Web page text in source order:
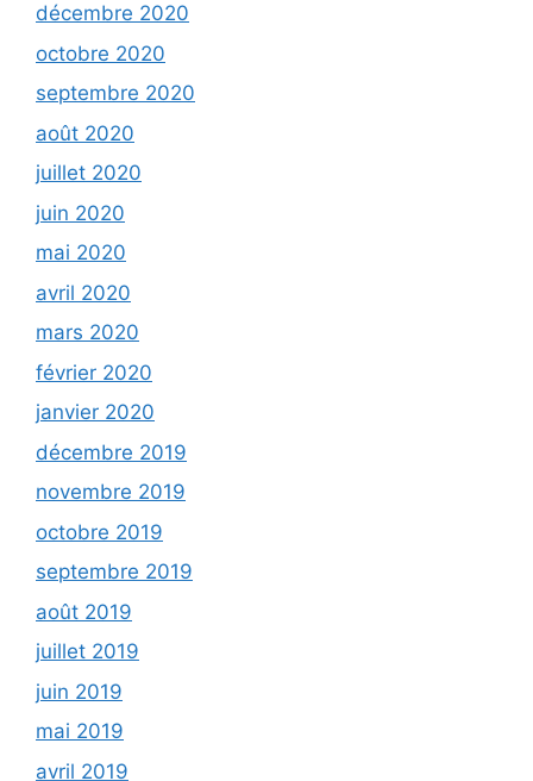
décembre 2020
octobre 2020
septembre 2020
août 2020
juillet 2020
juin 2020
mai 2020
avril 2020
mars 2020
février 2020
janvier 2020
décembre 2019
novembre 2019
octobre 2019
septembre 2019
août 2019
juillet 2019
juin 2019
mai 2019
avril 2019